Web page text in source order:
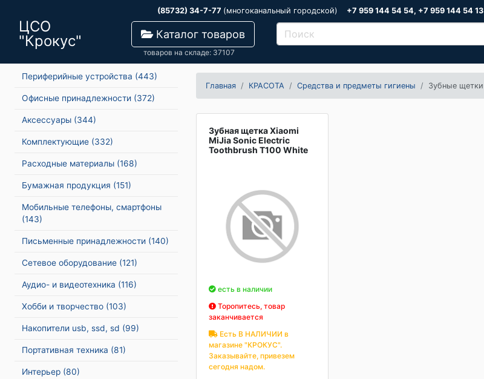
(85732) 34-7-77 (многоканальный городской) +7 959 144 54 54, +7 959 144 54 13
ЦСО
"Крокус"
Каталог товаров
товаров на складе: 37107
Периферийные устройства (443)
Офисные принадлежности (372)
Аксессуары (344)
Комплектующие (332)
Расходные материалы (168)
Бумажная продукция (151)
Мобильные телефоны, смартфоны
(143)
Письменные принадлежности (140)
Сетевое оборудование (121)
Аудио- и видеотехника (116)
Хобби и творчество (103)
Накопители usb, ssd, sd (99)
Портативная техника (81)
Интерьер (80)
Главная КРАСОТА Средства и предметы гигиены Зубные щетки
Зубная щетка Xiaomi
MiJia Sonic Electric
Toothbrush T100 White
есть в наличии
Торопитесь, товар
заканчивается
Есть В НАЛИЧИИ в
магазине "КРОКУС".
Заказывайте, привезем
сегодня надом.